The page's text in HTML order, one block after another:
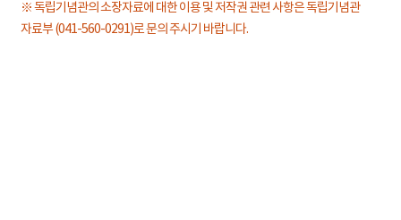
※ 독립기념관의 소장자료에 대한 이용 및 저작권 관련 사항은 독립기념관
자료부 (041-560-0291)로 문의 주시기 바랍니다.